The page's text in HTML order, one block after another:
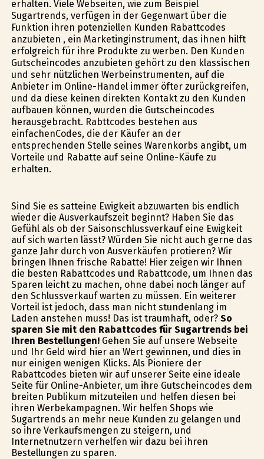
erhalten. Viele Webseiten, wie zum Beispiel
Sugartrends, verfügen in der Gegenwart über die
Funktion ihren potenziellen Kunden Rabattcodes
anzubieten , ein Marketinginstrument, das ihnen hilft
erfolgreich für ihre Produkte zu werben. Den Kunden
Gutscheincodes anzubieten gehört zu den klassischen
und sehr nützlichen Werbeinstrumenten, auf die
Anbieter im Online-Handel immer öfter zurückgreifen,
und da diese keinen direkten Kontakt zu den Kunden
aufbauen können, wurden die Gutscheincodes
herausgebracht. Rabttcodes bestehen aus
einfachenCodes, die der Käufer an der
entsprechenden Stelle seines Warenkorbs angibt, um
Vorteile und Rabatte auf seine Online-Käufe zu
erhalten.
Sind Sie es satteine Ewigkeit abzuwarten bis endlich
wieder die Ausverkaufszeit beginnt? Haben Sie das
Gefühl als ob der Saisonschlussverkauf eine Ewigkeit
auf sich warten lässt? Würden Sie nicht auch gerne das
ganze Jahr durch von Ausverkäufen profitieren? Wir
bringen Ihnen frische Rabatte! Hier zeigen wir Ihnen
die besten Rabattcodes und Rabattcode, um Ihnen das
Sparen leicht zu machen, ohne dabei noch länger auf
den Schlussverkauf warten zu müssen. Ein weiterer
Vorteil ist jedoch, dass man nicht stundenlang im
Laden anstehen muss! Das ist traumhaft, oder? So
sparen Sie mit den Rabattcodes für Sugartrends bei
Ihren Bestellungen!Gehen Sie auf unsere Webseite
und Ihr Geld wird hier an Wert gewinnen, und dies in
nur einigen wenigen Klicks. Als Pioniere der
Rabattcodes bieten wir auf unserer Seite eine ideale
Seite für Online-Anbieter, um ihre Gutscheincodes dem
breiten Publikum mitzuteilen und helfen diesen bei
ihren Werbekampagnen. Wir helfen Shops wie
Sugartrends an mehr neue Kunden zu gelangen und
so ihre Verkaufsmengen zu steigern, und
Internetnutzern verhelfen wir dazu bei ihren
Bestellungen zu sparen.